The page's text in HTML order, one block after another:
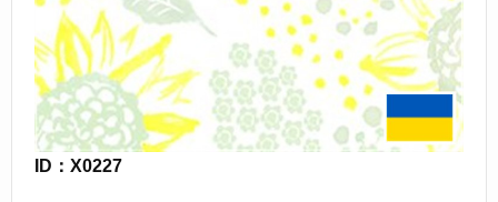
ID：X0227